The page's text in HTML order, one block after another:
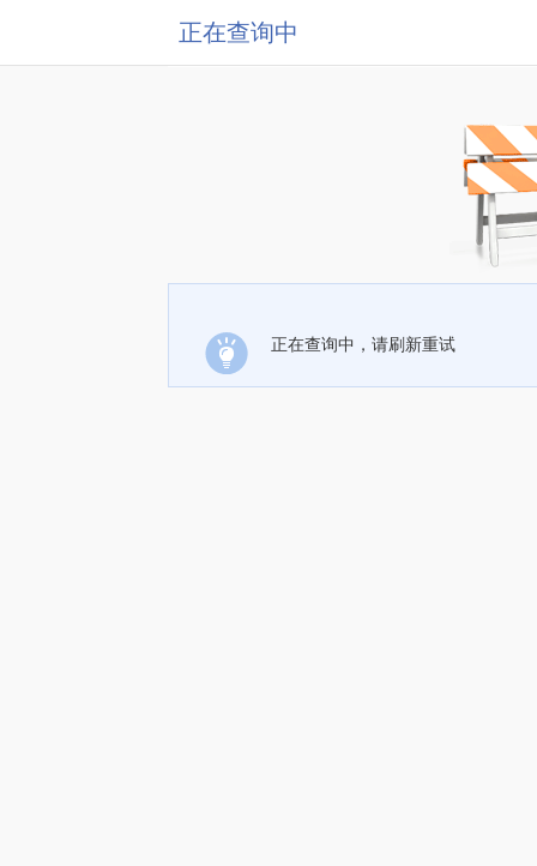
正在查询中
正在查询中，请刷新重试